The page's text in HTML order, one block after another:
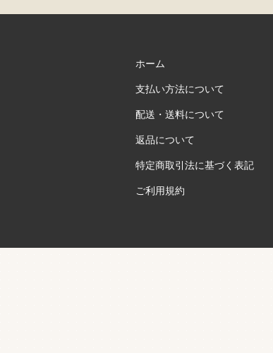
ホーム
支払い方法について
配送・送料について
返品について
特定商取引法に基づく表記
ご利用規約